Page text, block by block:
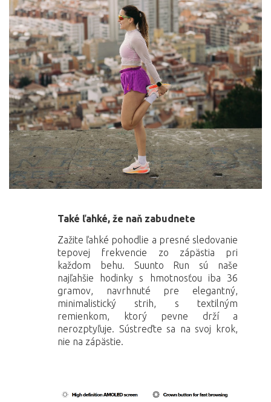
Také ľahké, že naň zabudnete
Zažite ľahké pohodlie a presné sledovanie
tepovej frekvencie zo zápästia pri
každom behu. Suunto Run sú naše
najľahšie hodinky s hmotnosťou iba 36
gramov, navrhnuté pre elegantný,
minimalistický strih, s textilným
remienkom, ktorý pevne drží a
nerozptyľuje. Sústreďte sa na svoj krok,
nie na zápästie.